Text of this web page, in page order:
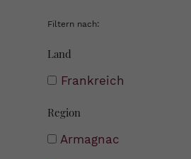
Filtern nach:
Land
Frankreich
Region
Armagnac